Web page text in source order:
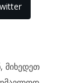
მიხედეთ